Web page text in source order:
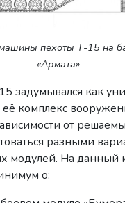
пехоты Т-15 на
«Армата»
задумывался как
её комплекс
от
разными
модулей. На данный
о: